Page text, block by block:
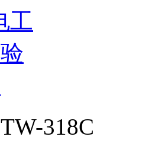
TW-318C